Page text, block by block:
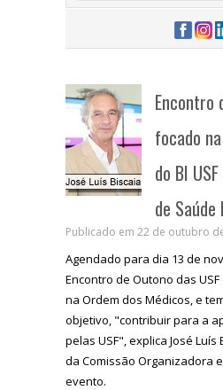
Encontro
focado
do BI
de
Publicado em 22 de outubro
Agendado para dia 13 de
Encontro de Outono das
na Ordem dos Médicos, e
objetivo, "contribuir para a
pelas USF", explica José
da Comissão Organizadora
evento.